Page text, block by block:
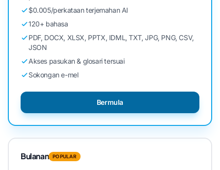
$0.005/perkataan terjemahan AI
120+ bahasa
PDF, DOCX, XLSX, PPTX, IDML, TXT, JPG, PNG, CSV,
JSON
Akses pasukan & glosari tersuai
Sokongan e-mel
Bermula
Bulanan POPULAR